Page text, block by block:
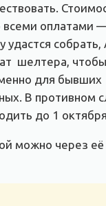
оплатами
удастся собрать,
шелтера, чтобы
для бывших
В противном
до 1 октября.
можно через её